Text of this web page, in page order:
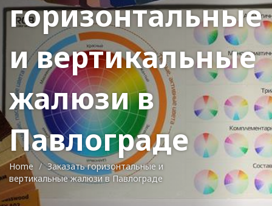
горизонтальные
и вертикальные
жалюзи в
Павлограде
Home
Заказать горизонтальные и
вертикальные жалюзи в Павлограде